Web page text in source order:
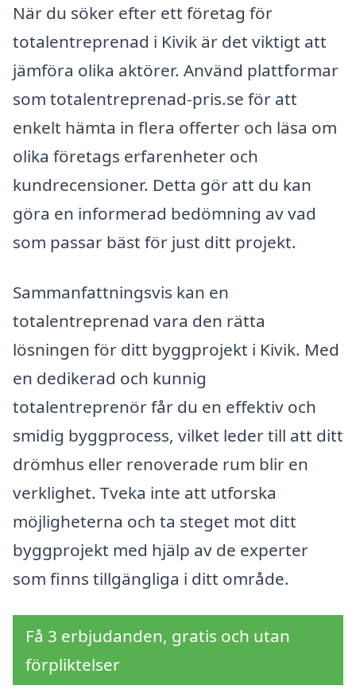
När du söker efter ett företag för
totalentreprenad i Kivik är det viktigt att
jämföra olika aktörer. Använd plattformar
som totalentreprenad-pris.se för att
enkelt hämta in flera offerter och läsa om
olika företags erfarenheter och
kundrecensioner. Detta gör att du kan
göra en informerad bedömning av vad
som passar bäst för just ditt projekt.
Sammanfattningsvis kan en
totalentreprenad vara den rätta
lösningen för ditt byggprojekt i Kivik. Med
en dedikerad och kunnig
totalentreprenör får du en effektiv och
smidig byggprocess, vilket leder till att ditt
drömhus eller renoverade rum blir en
verklighet. Tveka inte att utforska
möjligheterna och ta steget mot ditt
byggprojekt med hjälp av de experter
som finns tillgängliga i ditt område.
Få 3 erbjudanden, gratis och utan
förpliktelser